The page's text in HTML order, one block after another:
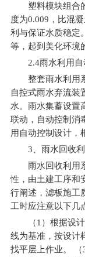
塑料模块组合
度为0.009，比混
利与保证水质稳定
等，起到美化环境
2.4雨水利用自
整套雨水利用
自控式雨水弃流装
水。雨水集蓄设置
联动，自动控制消
用自动控制设计，
3 、雨水回收
雨水回收利用
性，由土建工序和
行阐述，滤板施工
工时应注意以下几
（1）根据设
线为基准，按设计
找平层上作业。